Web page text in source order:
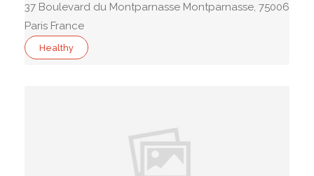
37 Boulevard du Montparnasse Montparnasse, 75006
Paris France
Healthy